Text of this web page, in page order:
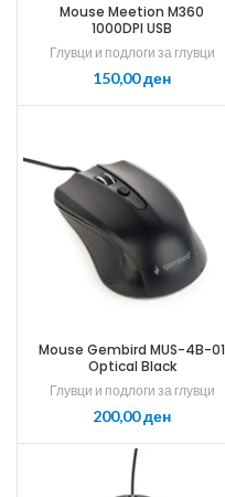
Mouse Meetion M360
1000DPI USB
Глувци и подлоги за глувци
ден
Mouse Gembird MUS-4B-01
Optical Black
Глувци и подлоги за глувци
ден